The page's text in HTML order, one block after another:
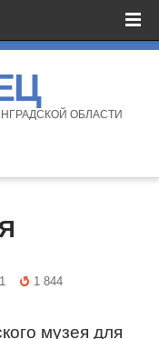
ОБЛАСТИ
1 844
музея для